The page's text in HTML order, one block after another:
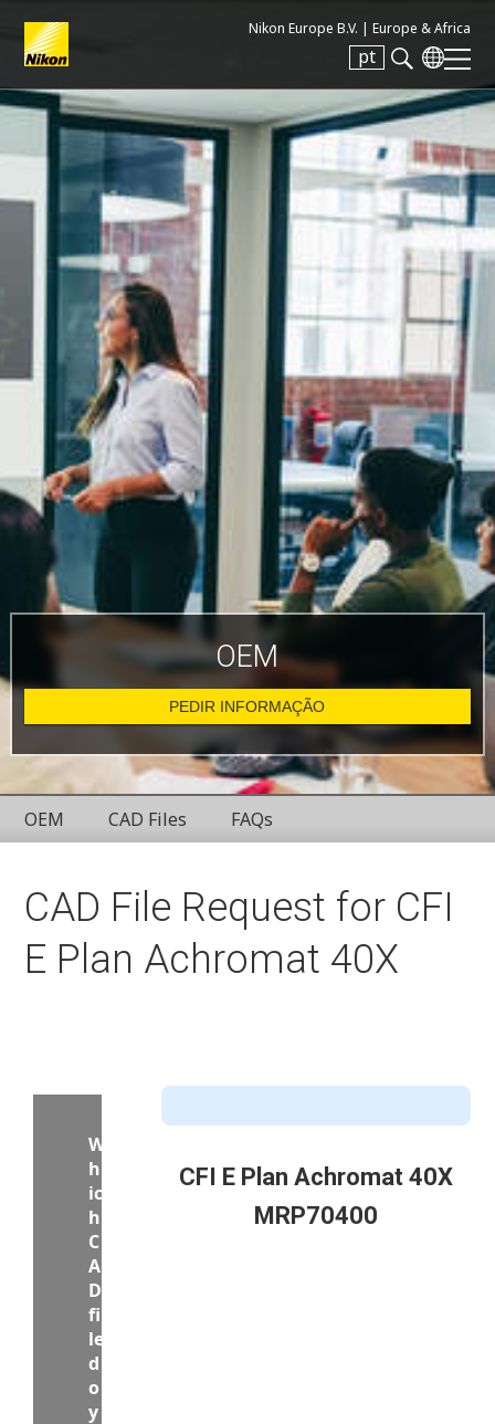
Nikon Europe B.V. | Europe & Africa
pt
Search keyword(s)
OEM
PEDIR INFORMAÇÃO
OEM CAD Files FAQs
CAD File Request for CFI
E Plan Achromat 40X
CFI E Plan Achromat 40X
MRP70400